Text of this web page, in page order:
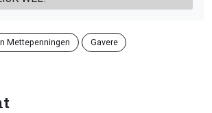
Mettepenningen Gavere